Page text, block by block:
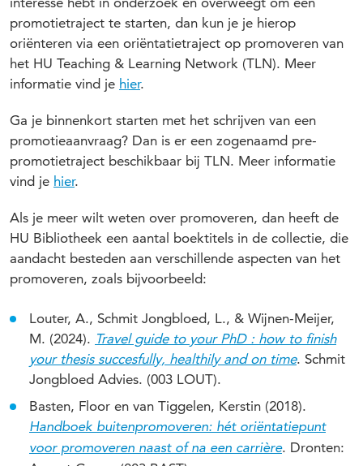
promotietraject te starten, dan kun je je hierop
oriënteren via een oriëntatietraject op promoveren van
het HU Teaching & Learning Network (TLN). Meer
informatie vind je hier.
Ga je binnenkort starten met het schrijven van een
promotieaanvraag? Dan is er een zogenaamd pre-
promotietraject beschikbaar bij TLN. Meer informatie
vind je hier.
Als je meer wilt weten over promoveren, dan heeft de
HU Bibliotheek een aantal boektitels in de collectie, die
aandacht besteden aan verschillende aspecten van het
promoveren, zoals bijvoorbeeld:
Louter, A., Schmit Jongbloed, L., & Wijnen-Meijer,
M. (2024). Travel guide to your PhD : how to finish
your thesis succesfully, healthily and on time. Schmit
Jongbloed Advies. (003 LOUT).
Basten, Floor en van Tiggelen, Kerstin (2018).
Handboek buitenpromoveren: hét oriëntatiepunt
voor promoveren naast of na een carrière. Dronten: